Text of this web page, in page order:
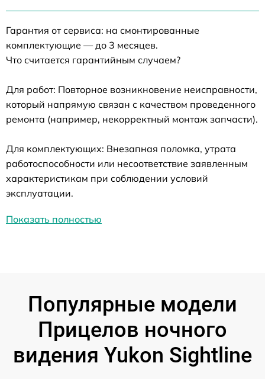
Гарантия от сервиса: на смонтированные
комплектующие — до 3 месяцев.
Что считается гарантийным случаем?
Для работ: Повторное возникновение неисправности,
который напрямую связан с качеством проведенного
ремонта (например, некорректный монтаж запчасти).
Для комплектующих: Внезапная поломка, утрата
работоспособности или несоответствие заявленным
характеристикам при соблюдении условий
эксплуатации.
Показать полностью
Популярные модели
Прицелов ночного
видения Yukon Sightline